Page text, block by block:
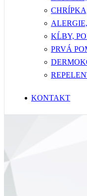
KĹBY,
PRVÁ
KONTAKT